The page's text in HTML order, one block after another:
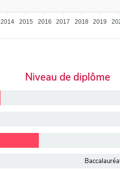
2014 2015 2016 2017 2018 2019
Niveau de diplôme